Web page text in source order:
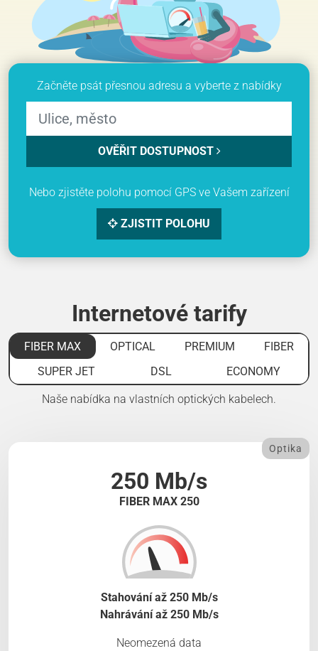
Začněte psát přesnou adresu a vyberte z nabídky
OVĚŘIT DOSTUPNOST
Nebo zjistěte polohu pomocí GPS ve Vašem zařízení
ZJISTIT POLOHU
Internetové tarify
FIBER MAX OPTICAL PREMIUM
FIBER
SUPER JET
DSL ECONOMY
Naše nabídka na vlastních optických kabelech.
250 Mb/s
FIBER MAX 250
Optika
Stahování až 250 Mb/s
Nahrávání až 250 Mb/s
Neomezená data